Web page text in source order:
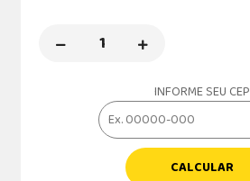
INFORME SEU CEP
CALCULAR